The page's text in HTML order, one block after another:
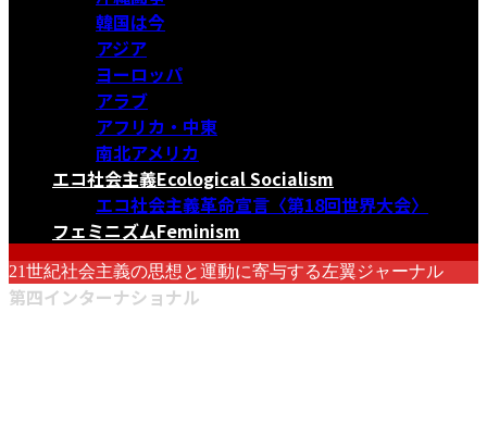
韓国は今
アジア
ヨーロッパ
アラブ
アフリカ・中東
南北アメリカ
エコ社会主義Ecological Socialism
エコ社会主義革命宣言〈第18回世界大会〉
フェミニズムFeminism
21世紀社会主義の思想と運動に寄与する左翼ジャーナル
第四インターナショナル